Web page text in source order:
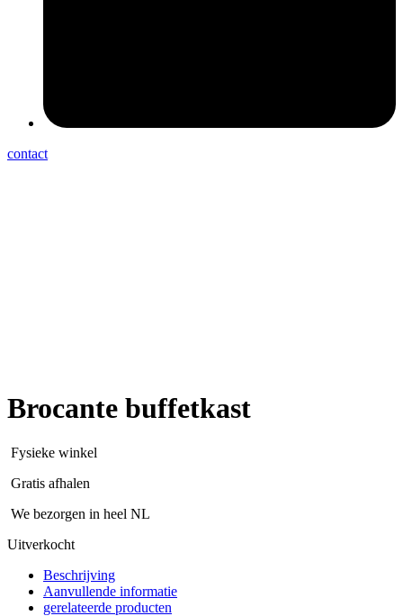
contact
Brocante buffetkast
Fysieke winkel
Gratis afhalen
We bezorgen in heel NL
Uitverkocht
Beschrijving
Aanvullende informatie
gerelateerde producten